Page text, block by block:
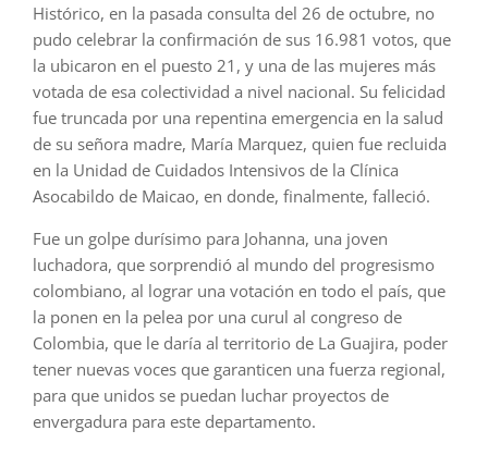
Histórico, en la pasada consulta del 26 de octubre, no
pudo celebrar la confirmación de sus 16.981 votos, que
la ubicaron en el puesto 21, y una de las mujeres más
votada de esa colectividad a nivel nacional. Su felicidad
fue truncada por una repentina emergencia en la salud
de su señora madre, María Marquez, quien fue recluida
en la Unidad de Cuidados Intensivos de la Clínica
Asocabildo de Maicao, en donde, finalmente, falleció.
Fue un golpe durísimo para Johanna, una joven
luchadora, que sorprendió al mundo del progresismo
colombiano, al lograr una votación en todo el país, que
la ponen en la pelea por una curul al congreso de
Colombia, que le daría al territorio de La Guajira, poder
tener nuevas voces que garanticen una fuerza regional,
para que unidos se puedan luchar proyectos de
envergadura para este departamento.